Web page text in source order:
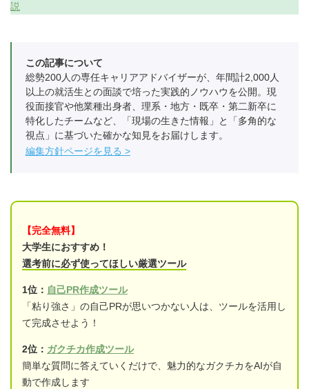
説
この記事について
総勢200人の専任キャリアアドバイザーが、年間計2,000人
以上の就活生との面談で培った実践的ノウハウを公開。現
役面接官や他業種出身者、理系・地方・既卒・第二新卒に
特化したチームなど、「現場の生きた情報」と「多角的な
視点」に基づいた確かな知見をお届けします。
編集方針ページを見る
【完全無料】
大学生におすすめ！
選考前に必ず使ってほしい厳選ツール
1位： 自己PR作成ツール
「粘り強さ」の自己PRが思いつかない人は、ツールを活用し
て完成させよう！
2位： ガクチカ作成ツール
簡単な質問に答えていくだけで、魅力的なガクチカをAIが自
動で作成します